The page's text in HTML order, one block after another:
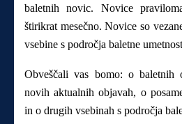
baletnih novic. Novice
štirikrat mesečno. Novice so
vsebine s področja baletne
Obveščali vas bomo: o baletnih
novih aktualnih objavah, o
in o drugih vsebinah s področja